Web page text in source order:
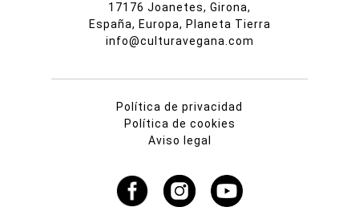
17176 Joanetes, Girona,
España, Europa, Planeta Tierra
info@culturavegana.com
Política de privacidad
Política de cookies
Aviso legal